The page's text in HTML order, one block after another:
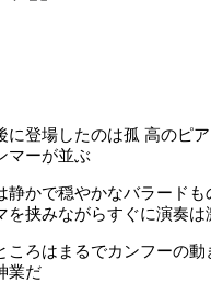
に登場したのは孤 高の
マーが並ぶ
かで穏やかなバラード
を挟みながらすぐに演奏
ころはまるでカンフーの
業だ